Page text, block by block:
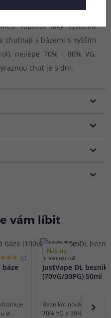
Lahvičku důkladně
vapovat díky systému
chutnají s bázemi s vyšším
nejlépe 70% - 80% VG.
chuť je 5 dní.
vám líbit
(2)
báze
je
Náš tip
1 varianta
JustVape DL
(70VG/30PG) 50ml
Beznikotinová báze
70% VG a 30% PG, díky